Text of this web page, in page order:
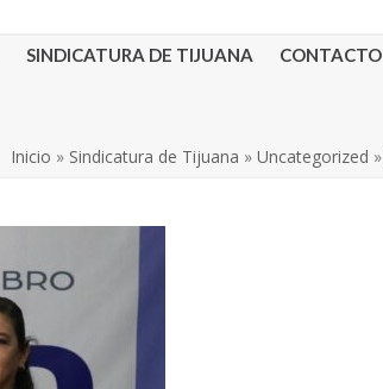
SINDICATURA DE TIJUANA CONTACTO
Inicio » Sindicatura de Tijuana » Uncategorized »